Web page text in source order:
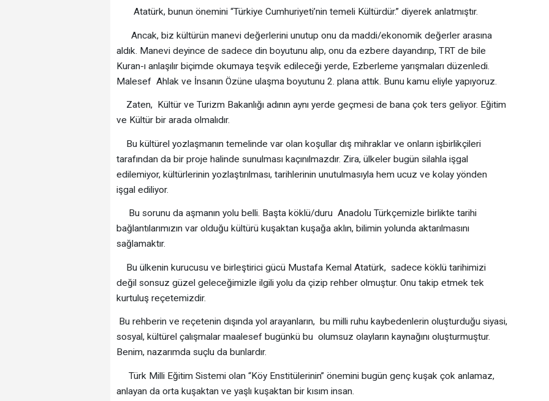
Atatürk, bunun önemini “Türkiye Cumhuriyeti’nin temeli Kültürdür.” diyerek anlatmıştır.
Ancak, biz kültürün manevi değerlerini unutup onu da maddi/ekonomik değerler arasına
aldık. Manevi deyince de sadece din boyutunu alıp, onu da ezbere dayandırıp, TRT de bile
Kuran-ı anlaşılır biçimde okumaya teşvik edileceği yerde, Ezberleme yarışmaları düzenledi.
Malesef Ahlak ve İnsanın Özüne ulaşma boyutunu 2. plana attık. Bunu kamu eliyle yapıyoruz.
Zaten, Kültür ve Turizm Bakanlığı adının aynı yerde geçmesi de bana çok ters geliyor. Eğitim
ve Kültür bir arada olmalıdır.
Bu kültürel yozlaşmanın temelinde var olan koşullar dış mihraklar ve onların işbirlikçileri
tarafından da bir proje halinde sunulması kaçınılmazdır. Zira, ülkeler bugün silahla işgal
edilemiyor, kültürlerinin yozlaştırılması, tarihlerinin unutulmasıyla hem ucuz ve kolay yönden
işgal ediliyor.
Bu sorunu da aşmanın yolu belli. Başta köklü/duru Anadolu Türkçemizle birlikte tarihi
bağlantılarımızın var olduğu kültürü kuşaktan kuşağa aklın, bilimin yolunda aktarılmasını
sağlamaktır.
Bu ülkenin kurucusu ve birleştirici gücü Mustafa Kemal Atatürk, sadece köklü tarihimizi
değil sonsuz güzel geleceğimizle ilgili yolu da çizip rehber olmuştur. Onu takip etmek tek
kurtuluş reçetemizdir.
Bu rehberin ve reçetenin dışında yol arayanların, bu milli ruhu kaybedenlerin oluşturduğu siyasi,
sosyal, kültürel çalışmalar maalesef bugünkü bu olumsuz olayların kaynağını oluşturmuştur.
Benim, nazarımda suçlu da bunlardır.
Türk Milli Eğitim Sistemi olan “Köy Enstitülerinin” önemini bugün genç kuşak çok anlamaz,
anlayan da orta kuşaktan ve yaşlı kuşaktan bir kısım insan.